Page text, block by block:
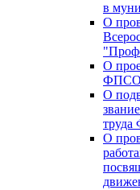
в
О
О
ФПСО
О
О